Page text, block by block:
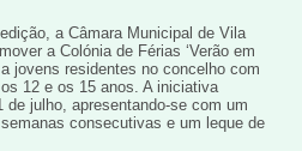
a Câmara Municipal de Vila
a Colónia de Férias ‘Verão em
jovens residentes no concelho com
12 e os 15 anos. A iniciativa
de julho, apresentando-se com um
consecutivas e um leque de